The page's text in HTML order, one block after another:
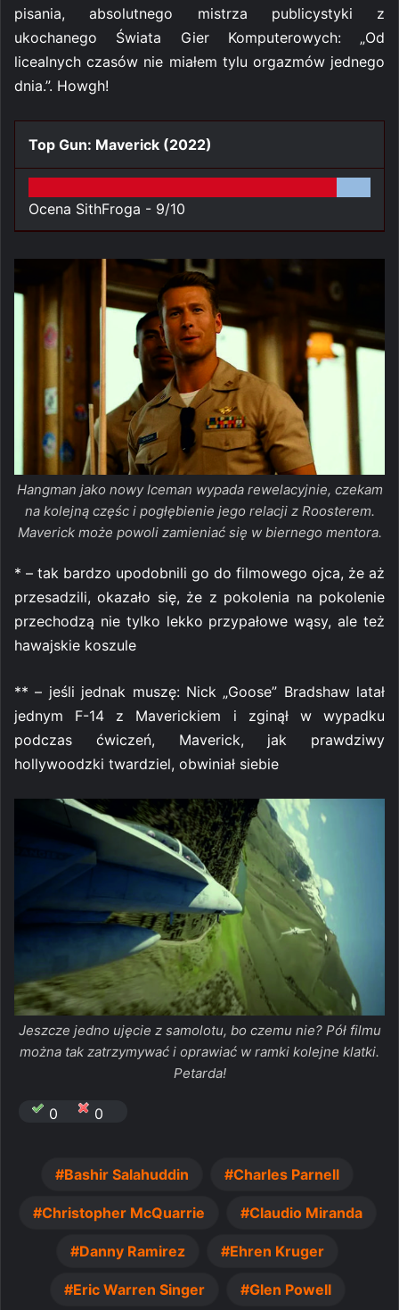
pisania, absolutnego mistrza publicystyki z
ukochanego Świata Gier Komputerowych: „Od
licealnych czasów nie miałem tylu orgazmów jednego
dnia.”. Howgh!
Top Gun: Maverick (2022)
Ocena SithFroga - 9/10
Hangman jako nowy Iceman wypada rewelacyjnie, czekam
na kolejną częśc i pogłębienie jego relacji z Roosterem.
Maverick może powoli zamieniać się w biernego mentora.
* – tak bardzo upodobnili go do filmowego ojca, że aż
przesadzili, okazało się, że z pokolenia na pokolenie
przechodzą nie tylko lekko przypałowe wąsy, ale też
hawajskie koszule
** – jeśli jednak muszę: Nick „Goose” Bradshaw latał
jednym F-14 z Maverickiem i zginął w wypadku
podczas ćwiczeń, Maverick, jak prawdziwy
hollywoodzki twardziel, obwiniał siebie
Jeszcze jedno ujęcie z samolotu, bo czemu nie? Pół filmu
można tak zatrzymywać i oprawiać w ramki kolejne klatki.
Petarda!
0 0
Bashir Salahuddin Charles Parnell
Christopher McQuarrie Claudio Miranda
Danny Ramirez Ehren Kruger
Eric Warren Singer Glen Powell